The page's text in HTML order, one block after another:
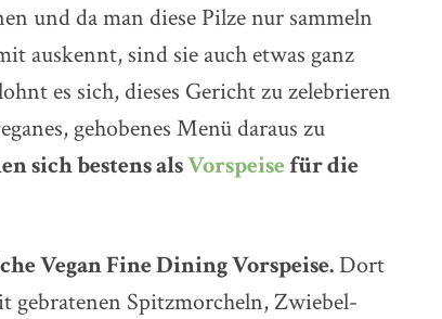
und da man diese Pilze nur sammeln
auskennt, sind sie auch etwas ganz
es sich, dieses Gericht zu zelebrieren
gehobenes Menü daraus zu
sich bestens alsVorspeisefür die
Vegan Fine Dining Vorspeise.Dort
gebratenen Spitzmorcheln, Zwiebel-